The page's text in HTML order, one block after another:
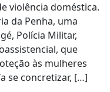
violência doméstica.
da Penha, uma
Polícia Militar,
que
às mulheres
se concretizar, […]